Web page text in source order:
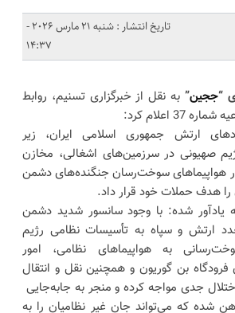
تاریخ انتشار : شنبه 21 مارس 2026 -
14:37
“ججین” به نقل از خبرگزاری تسنیم، روابط
اعلام کرد:
ارتش جمهوری اسلامی ایران، زیر
صهیونی در سرزمین‌های اشغالی، مخازن
هواپیماهای سوخت‌رسان جنگنده‌های دشمن
را هدف حملات خود قرار داد.
یادآور شده: با وجود سانسور شدید دشمن
ارتش و سپاه به تأسیسات نظامی رژیم
به هواپیماهای نظامی، امور
فرودگاه بن گوریون و همچنین نقل و انتقال
جدی مواجه کرده و منجر به جابه‌‌جایی
شده که می‌تواند جان غیر نظامیان را به